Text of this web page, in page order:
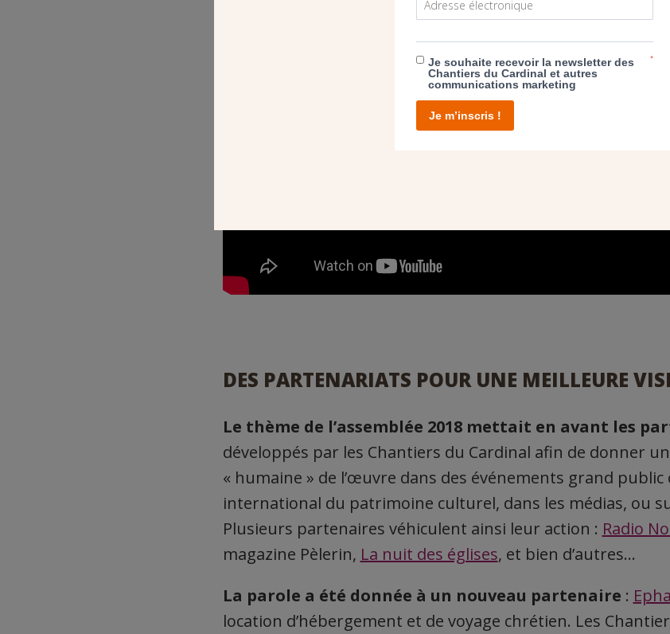
DES PARTENARIATS POUR UNE MEILLEURE
Le thème de l’assemblée 2018 mettait en avant les
développés par les Chantiers du Cardinal afin de donner
« humaine » de l’œuvre dans des événements grand public
international du patrimoine culturel, dans les médias, ou
Plusieurs partenaires véhiculent ainsi leur action : Radio
magazine Pèlerin, La nuit des églises, et bien d’autres…
La parole a été donnée à un nouveau partenaire :
location d’hébergement et de voyage chrétien. Les
Je souhaite recevoir la newsletter des
Chantiers du Cardinal et autres
communications marketing
*
Je m’inscris !